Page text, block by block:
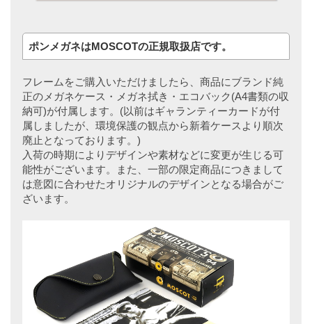
ポンメガネはMOSCOTの正規取扱店です。
フレームをご購入いただけましたら、商品にブランド純
正のメガネケース・メガネ拭き・エコバック(A4書類の収
納可)が付属します。(以前はギャランティーカードが付
属しましたが、環境保護の観点から新着ケースより順次
廃止となっております。)
入荷の時期によりデザインや素材などに変更が生じる可
能性がございます。また、一部の限定商品につきまして
は意図に合わせたオリジナルのデザインとなる場合がご
ざいます。